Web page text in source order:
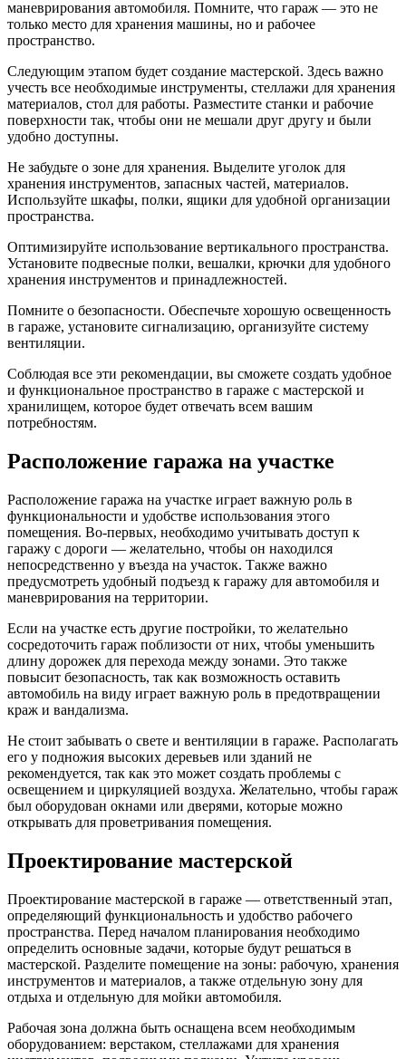
маневрирования автомобиля. Помните, что гараж — это не
только место для хранения машины, но и рабочее
пространство.
Следующим этапом будет создание мастерской. Здесь важно
учесть все необходимые инструменты, стеллажи для хранения
материалов, стол для работы. Разместите станки и рабочие
поверхности так, чтобы они не мешали друг другу и были
удобно доступны.
Не забудьте о зоне для хранения. Выделите уголок для
хранения инструментов, запасных частей, материалов.
Используйте шкафы, полки, ящики для удобной организации
пространства.
Оптимизируйте использование вертикального пространства.
Установите подвесные полки, вешалки, крючки для удобного
хранения инструментов и принадлежностей.
Помните о безопасности. Обеспечьте хорошую освещенность
в гараже, установите сигнализацию, организуйте систему
вентиляции.
Соблюдая все эти рекомендации, вы сможете создать удобное
и функциональное пространство в гараже с мастерской и
хранилищем, которое будет отвечать всем вашим
потребностям.
Расположение гаража на участке
Расположение гаража на участке играет важную роль в
функциональности и удобстве использования этого
помещения. Во-первых, необходимо учитывать доступ к
гаражу с дороги — желательно, чтобы он находился
непосредственно у въезда на участок. Также важно
предусмотреть удобный подъезд к гаражу для автомобиля и
маневрирования на территории.
Если на участке есть другие постройки, то желательно
сосредоточить гараж поблизости от них, чтобы уменьшить
длину дорожек для перехода между зонами. Это также
повысит безопасность, так как возможность оставить
автомобиль на виду играет важную роль в предотвращении
краж и вандализма.
Не стоит забывать о свете и вентиляции в гараже. Располагать
его у подножия высоких деревьев или зданий не
рекомендуется, так как это может создать проблемы с
освещением и циркуляцией воздуха. Желательно, чтобы гараж
был оборудован окнами или дверями, которые можно
открывать для проветривания помещения.
Проектирование мастерской
Проектирование мастерской в гараже — ответственный этап,
определяющий функциональность и удобство рабочего
пространства. Перед началом планирования необходимо
определить основные задачи, которые будут решаться в
мастерской. Разделите помещение на зоны: рабочую, хранения
инструментов и материалов, а также отдельную зону для
отдыха и отдельную для мойки автомобиля.
Рабочая зона должна быть оснащена всем необходимым
оборудованием: верстаком, стеллажами для хранения